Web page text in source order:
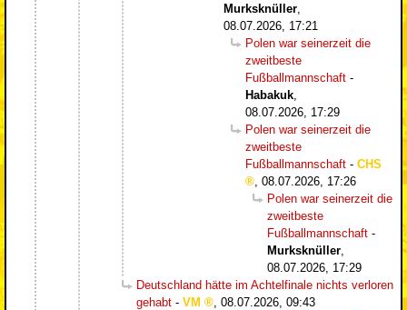
Murksknüller
08.07.2026, 17:21
Polen war seinerzeit die
zweitbeste
Fußballmannschaft -
Habakuk
08.07.2026, 17:29
Polen war seinerzeit die
zweitbeste
Fußballmannschaft - CHS
08.07.2026, 17:26
Polen war seinerzeit die
zweitbeste
Fußballmannschaft -
Murksknüller
08.07.2026, 17:29
Deutschland hätte im Achtelfinale nichts verloren
gehabt - VM
08.07.2026, 09:43